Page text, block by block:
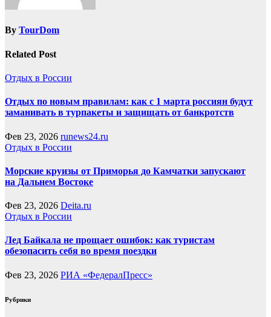
By TourDom
Related Post
Отдых в России
Отдых по новым правилам: как с 1 марта россиян будут
заманивать в турпакеты и защищать от банкротств
Фев 23, 2026 runews24.ru
Отдых в России
Морские круизы от Приморья до Камчатки запускают
на Дальнем Востоке
Фев 23, 2026 Deita.ru
Отдых в России
Лед Байкала не прощает ошибок: как туристам
обезопасить себя во время поездки
Фев 23, 2026 РИА «ФедералПресс»
Рубрики